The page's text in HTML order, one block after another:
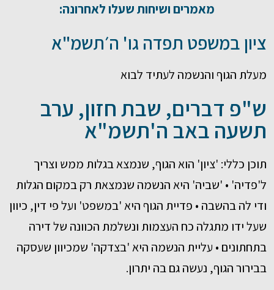
מאמרים ושיחות שעלו לאחרונה:
ציון במשפט תפדה גו' ה׳תשמ"א
מעלת הגוף והנשמה לעתיד לבוא
ש"פ דברים, שבת חזון, ערב
תשעה באב ה'תשמ"א
תוכן כללי: 'ציון' הוא הגוף, שנמצא בגלות ממש וצריך
ל'פדיה' • 'שביה' היא הנשמה שנמצאת רק במקום הגלות
ודי לה בהשבה • פדיית הגוף היא 'במשפט' ועל פי דין, כיוון
שעל ידו מתגלה כח העצמות ונשלמת הכוונה של דירה
בתחתונים • עליית הנשמה היא 'בצדקה' שמכיוון שעסקה
בבירור הגוף, נעשה גם בה יתרון.